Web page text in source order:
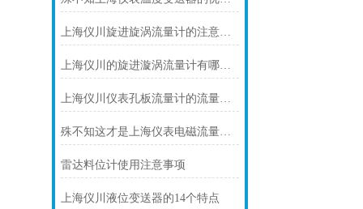
上海仪川旋进旋涡流量计的注意事项
上海仪川的旋进漩涡流量计有哪些技术参数
上海仪川仪表孔板流量计的流量计算公式
殊不知这才是上海仪表电磁流量计的功能所在
雷达料位计使用注意事项
上海仪川液位变送器的14个特点